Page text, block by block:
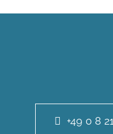
+49 0 8